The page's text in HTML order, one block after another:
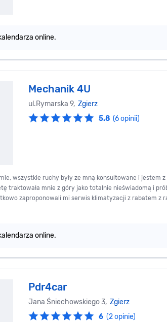
online.
Mechanik 4U
ul.Rymarska 9, Zgierz
5.8 (6 opinii)
wszystkie ruchy były ze mną konsultowane i jestem
traktowała mnie z góry jako totalnie nieświadomą i
zaproponowali mi serwis klimatyzacji z rabatem z
online.
Pdr4car
Jana Śniechowskiego 3, Zgierz
6 (2 opinie)